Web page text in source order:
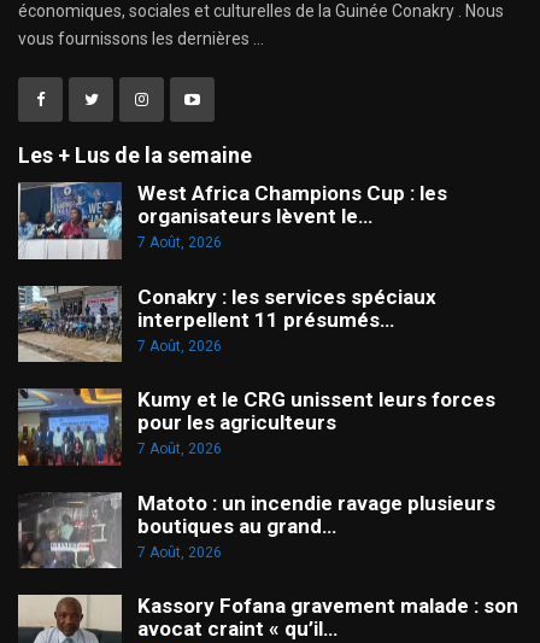
économiques, sociales et culturelles de la Guinée Conakry . Nous
vous fournissons les dernières ...
Les + Lus de la semaine
West Africa Champions Cup : les
organisateurs lèvent le…
7 Août, 2026
Conakry : les services spéciaux
interpellent 11 présumés…
7 Août, 2026
Kumy et le CRG unissent leurs forces
pour les agriculteurs
7 Août, 2026
Matoto : un incendie ravage plusieurs
boutiques au grand…
7 Août, 2026
Kassory Fofana gravement malade : son
avocat craint « qu’il…